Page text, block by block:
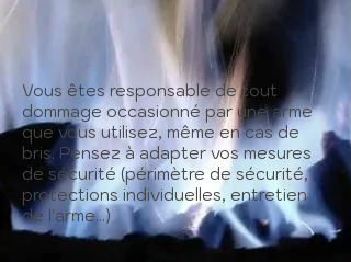
Vous êtes responsable de tout
dommage occasionné par une arme
que vous utilisez, même en cas de
bris. Pensez à adapter vos mesures
de sécurité (périmètre de sécurité,
protections individuelles, entretien
de l'arme...)